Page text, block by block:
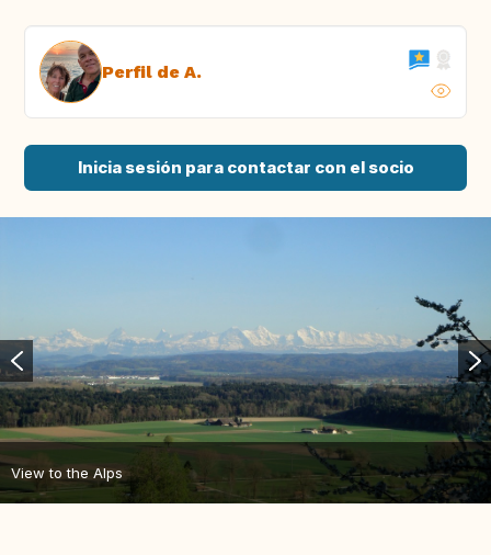
Perfil de A.
Inicia sesión para contactar con el socio
View to the Alps